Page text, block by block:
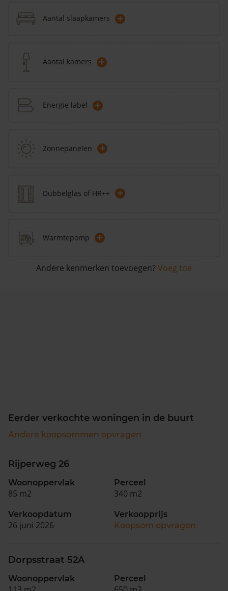
Aantal slaapkamers +
Aantal kamers +
Energie label +
Zonnepanelen +
Dubbelglas of HR++ +
Warmtepomp +
Andere kenmerken toevoegen? Voeg toe
Eerder verkochte woningen in de buurt
Andere koopsommen opvragen
Rijperweg 26
Woonoppervlak
85 m2
Perceel
340 m2
Verkoopdatum
26 juni 2026
Verkoopprijs
Koopsom opvragen
Dorpsstraat 52A
Woonoppervlak Perceel